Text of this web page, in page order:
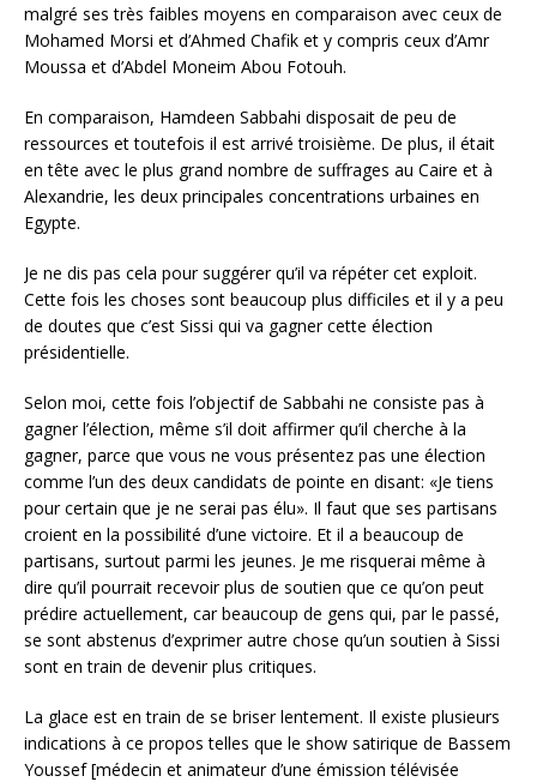
malgré ses très faibles moyens en comparaison avec ceux de
Mohamed Morsi et d’Ahmed Chafik et y compris ceux d’Amr
Moussa et d’Abdel Moneim Abou Fotouh.
En comparaison, Hamdeen Sabbahi disposait de peu de
ressources et toutefois il est arrivé troisième. De plus, il était
en tête avec le plus grand nombre de suffrages au Caire et à
Alexandrie, les deux principales concentrations urbaines en
Egypte.
Je ne dis pas cela pour suggérer qu’il va répéter cet exploit.
Cette fois les choses sont beaucoup plus difficiles et il y a peu
de doutes que c’est Sissi qui va gagner cette élection
présidentielle.
Selon moi, cette fois l’objectif de Sabbahi ne consiste pas à
gagner l’élection, même s’il doit affirmer qu’il cherche à la
gagner, parce que vous ne vous présentez pas une élection
comme l’un des deux candidats de pointe en disant: «Je tiens
pour certain que je ne serai pas élu». Il faut que ses partisans
croient en la possibilité d’une victoire. Et il a beaucoup de
partisans, surtout parmi les jeunes. Je me risquerai même à
dire qu’il pourrait recevoir plus de soutien que ce qu’on peut
prédire actuellement, car beaucoup de gens qui, par le passé,
se sont abstenus d’exprimer autre chose qu’un soutien à Sissi
sont en train de devenir plus critiques.
La glace est en train de se briser lentement. Il existe plusieurs
indications à ce propos telles que le show satirique de Bassem
Youssef [médecin et animateur d’une émission télévisée